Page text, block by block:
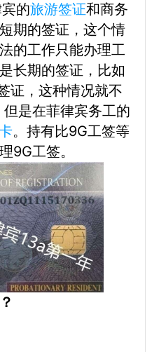
的旅游签证和商务
期的签证，这个情
的工作只能办理工
长期的签证，比如
证，这种情况就不
是在菲律宾务工的
。持有比9G工签等
9G工签。